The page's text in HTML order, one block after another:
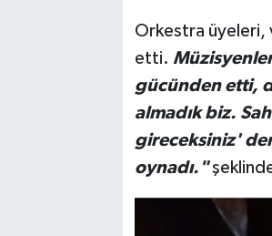
Orkestra üyeleri,
etti.
gücünden etti,
almadık biz.
gireceksiniz'
oynadı."